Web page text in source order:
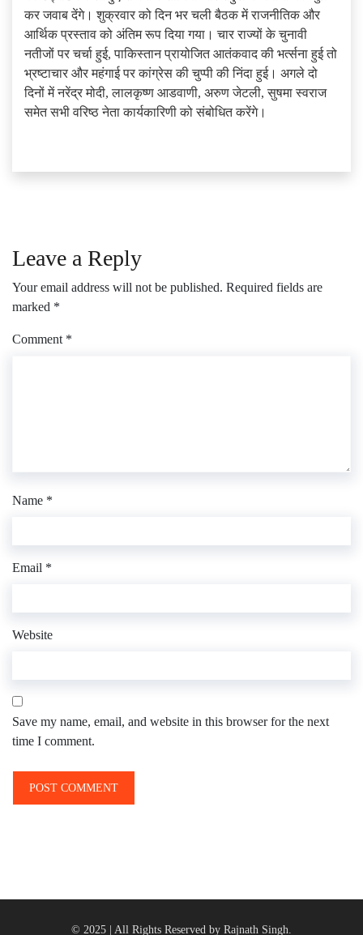
कर जवाब देंगे। शुक्रवार को दिन भर चली बैठक में राजनीतिक और
आर्थिक प्रस्ताव को अंतिम रूप दिया गया। चार राज्यों के चुनावी
नतीजों पर चर्चा हुई, पाकिस्तान प्रायोजित आतंकवाद की भ‌र्त्सना हुई तो
भ्रष्टाचार और महंगाई पर कांग्रेस की चुप्पी की निंदा हुई। अगले दो
दिनों में नरेंद्र मोदी, लालकृष्ण आडवाणी, अरुण जेटली, सुषमा स्वराज
समेत सभी वरिष्ठ नेता कार्यकारिणी को संबोधित करेंगे।
Leave a Reply
Your email address will not be published. Required fields are
marked *
Comment *
Name *
Email *
Website
Save my name, email, and website in this browser for the next
time I comment.
© 2025 | All Rights Reserved by Rajnath Singh.